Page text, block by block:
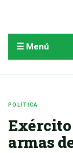
☰ Menú
POLÍTICA
Exército
armas